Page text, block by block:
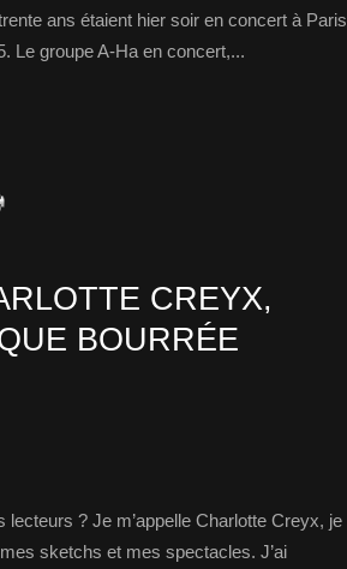
ans étaient hier soir en concert à Paris
Le groupe A-Ha en concert,...
CREYX,
BOURRÉE
? Je m’appelle Charlotte Creyx, je
sketchs et mes spectacles. J’ai